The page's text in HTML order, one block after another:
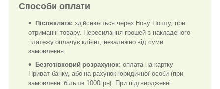
Способи оплати
Післяплата: здійснюється через Нову Пошту, при
отриманні товару. Пересилання грошей з накладеного
платежу оплачує клієнт, незалежно від суми
замовлення.
Безготівковий розрахунок: оплата на картку
Приват банку, або на рахунок юридичної особи (при
замовленні більше 1000грн). При підтвердженні